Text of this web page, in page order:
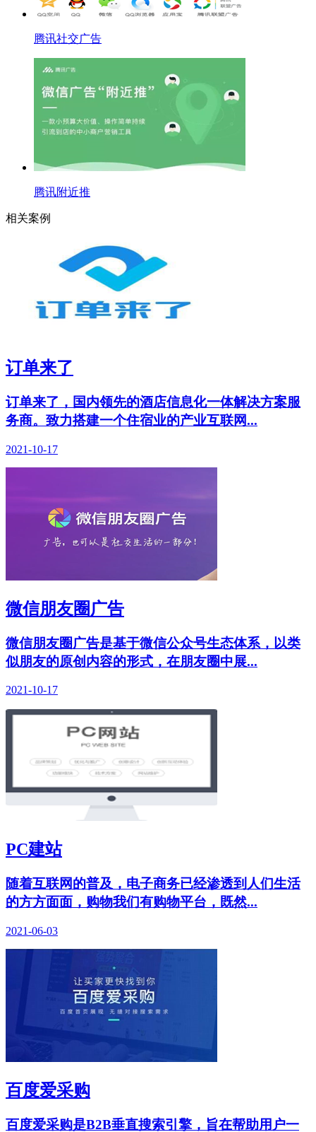
腾讯社交广告
腾讯附近推
相关案例
订单来了
订单来了，国内领先的酒店信息化一体解决方案服
务商。致力搭建一个住宿业的产业互联网...
2021-10-17
微信朋友圈广告
微信朋友圈广告是基于微信公众号生态体系，以类
似朋友的原创内容的形式，在朋友圈中展...
2021-10-17
PC建站
随着互联网的普及，电子商务已经渗透到人们生活
的方方面面，购物我们有购物平台，既然...
2021-06-03
百度爱采购
百度爱采购是B2B垂直搜索引擎，旨在帮助用户一